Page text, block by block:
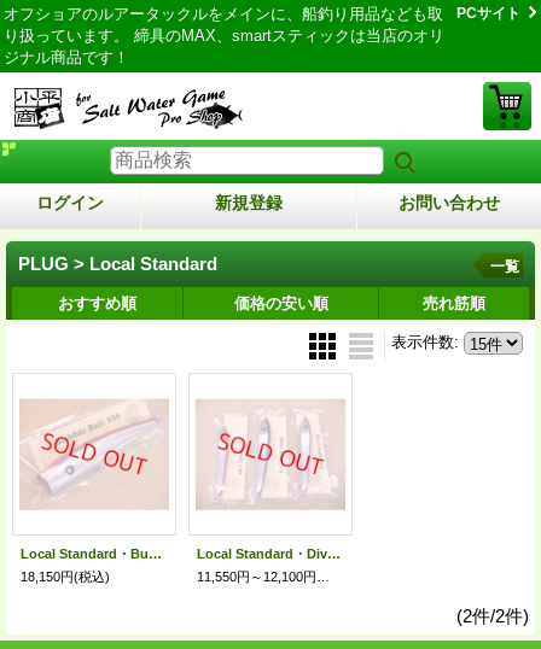
オフショアのルアータックルをメインに、船釣り用品なども取
り扱っています。 締具のMAX、smartスティックは当店のオリ
ジナル商品です！
PCサイト
ログイン 新規登録 お問い合わせ
PLUG > Local Standard 一覧
おすすめ順 価格の安い順 売れ筋順
表示件数:
Local Standard・Bubble Bait 220
18,150円(税込)
Local Standard・Dive Bait
(2件/2件)